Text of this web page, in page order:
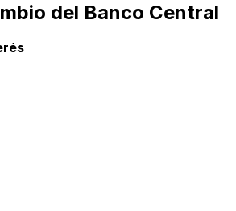
del Banco Central